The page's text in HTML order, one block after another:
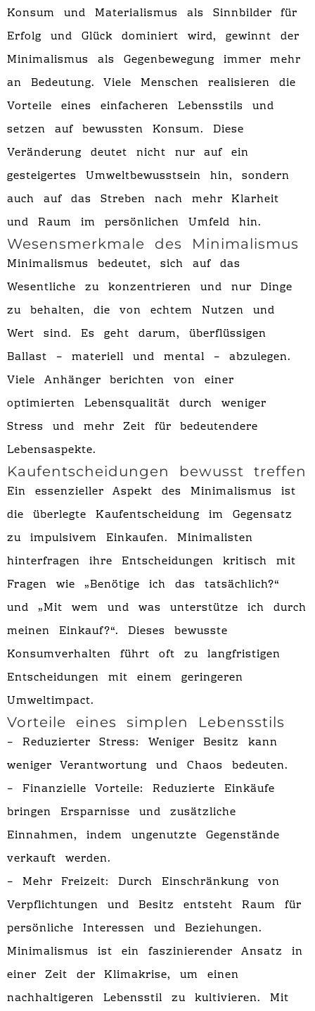
Konsum und Materialismus als Sinnbilder für
Erfolg und Glück dominiert wird, gewinnt der
Minimalismus als Gegenbewegung immer mehr
an Bedeutung. Viele Menschen realisieren die
Vorteile eines einfacheren Lebensstils und
setzen auf bewussten Konsum. Diese
Veränderung deutet nicht nur auf ein
gesteigertes Umweltbewusstsein hin, sondern
auch auf das Streben nach mehr Klarheit
und Raum im persönlichen Umfeld hin.
Wesensmerkmale des Minimalismus
Minimalismus bedeutet, sich auf das
Wesentliche zu konzentrieren und nur Dinge
zu behalten, die von echtem Nutzen und
Wert sind. Es geht darum, überflüssigen
Ballast – materiell und mental – abzulegen.
Viele Anhänger berichten von einer
optimierten Lebensqualität durch weniger
Stress und mehr Zeit für bedeutendere
Lebensaspekte.
Kaufentscheidungen bewusst treffen
Ein essenzieller Aspekt des Minimalismus ist
die überlegte Kaufentscheidung im Gegensatz
zu impulsivem Einkaufen. Minimalisten
hinterfragen ihre Entscheidungen kritisch mit
Fragen wie „Benötige ich das tatsächlich?“
und „Mit wem und was unterstütze ich durch
meinen Einkauf?“. Dieses bewusste
Konsumverhalten führt oft zu langfristigen
Entscheidungen mit einem geringeren
Umweltimpact.
Vorteile eines simplen Lebensstils
– Reduzierter Stress: Weniger Besitz kann
weniger Verantwortung und Chaos bedeuten.
– Finanzielle Vorteile: Reduzierte Einkäufe
bringen Ersparnisse und zusätzliche
Einnahmen, indem ungenutzte Gegenstände
verkauft werden.
– Mehr Freizeit: Durch Einschränkung von
Verpflichtungen und Besitz entsteht Raum für
persönliche Interessen und Beziehungen.
Minimalismus ist ein faszinierender Ansatz in
einer Zeit der Klimakrise, um einen
nachhaltigeren Lebensstil zu kultivieren. Mit